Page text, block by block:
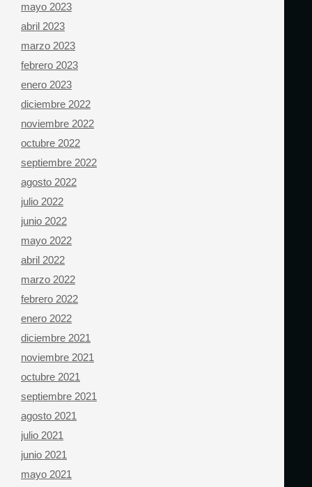
mayo 2023
abril 2023
marzo 2023
febrero 2023
enero 2023
diciembre 2022
noviembre 2022
octubre 2022
septiembre 2022
agosto 2022
julio 2022
junio 2022
mayo 2022
abril 2022
marzo 2022
febrero 2022
enero 2022
diciembre 2021
noviembre 2021
octubre 2021
septiembre 2021
agosto 2021
julio 2021
junio 2021
mayo 2021